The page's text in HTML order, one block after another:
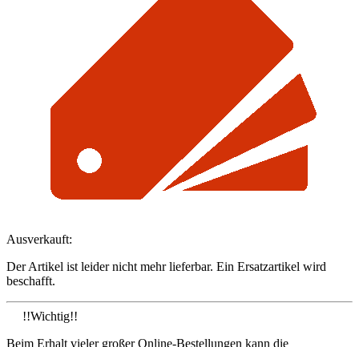
Ausverkauft:
Der Artikel ist leider nicht mehr lieferbar. Ein Ersatzartikel wird
beschafft.
!!Wichtig!!
Beim Erhalt vieler großer Online-Bestellungen kann die